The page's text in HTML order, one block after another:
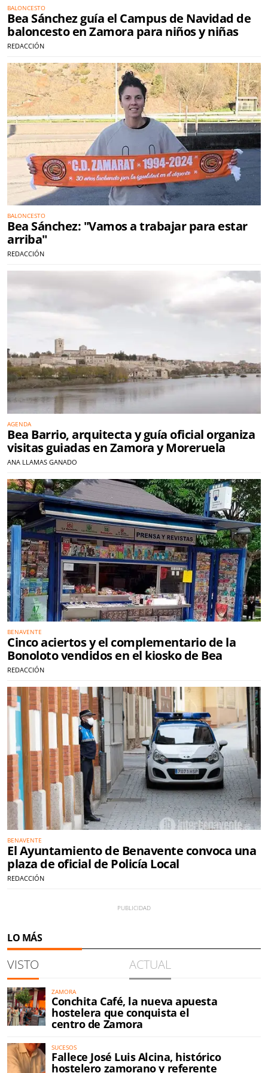
BALONCESTO
Bea Sánchez guía el Campus de Navidad de
baloncesto en Zamora para niños y niñas
REDACCIÓN
BALONCESTO
Bea Sánchez: "Vamos a trabajar para estar
arriba"
REDACCIÓN
AGENDA
Bea Barrio, arquitecta y guía oficial organiza
visitas guiadas en Zamora y Moreruela
ANA LLAMAS GANADO
BENAVENTE
Cinco aciertos y el complementario de la
Bonoloto vendidos en el kiosko de Bea
REDACCIÓN
BENAVENTE
El Ayuntamiento de Benavente convoca una
plaza de oficial de Policía Local
REDACCIÓN
LO MÁS
VISTO ACTUAL
ZAMORA
Conchita Café, la nueva apuesta
hostelera que conquista el
centro de Zamora
SUCESOS
Fallece José Luis Alcina, histórico
hostelero zamorano y referente